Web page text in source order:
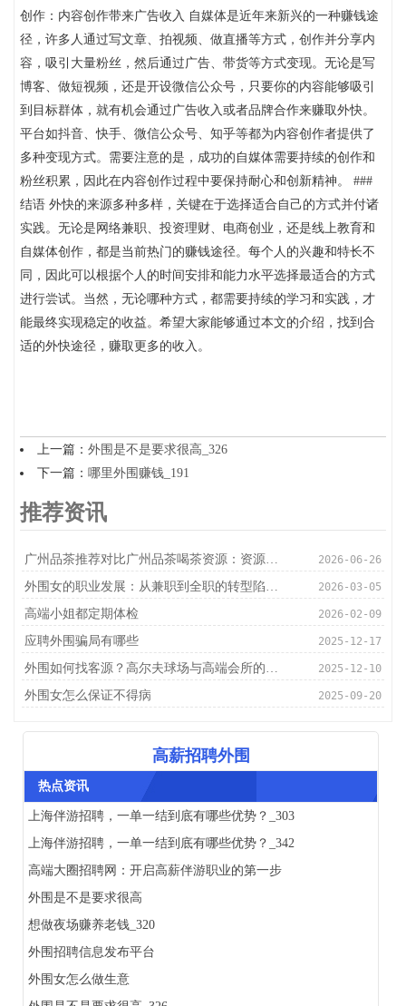
创作：内容创作带来广告收入 自媒体是近年来新兴的一种赚钱途
径，许多人通过写文章、拍视频、做直播等方式，创作并分享内
容，吸引大量粉丝，然后通过广告、带货等方式变现。无论是写
博客、做短视频，还是开设微信公众号，只要你的内容能够吸引
到目标群体，就有机会通过广告收入或者品牌合作来赚取外快。
平台如抖音、快手、微信公众号、知乎等都为内容创作者提供了
多种变现方式。需要注意的是，成功的自媒体需要持续的创作和
粉丝积累，因此在内容创作过程中要保持耐心和创新精神。 ###
结语 外快的来源多种多样，关键在于选择适合自己的方式并付诸
实践。无论是网络兼职、投资理财、电商创业，还是线上教育和
自媒体创作，都是当前热门的赚钱途径。每个人的兴趣和特长不
同，因此可以根据个人的时间安排和能力水平选择最适合的方式
进行尝试。当然，无论哪种方式，都需要持续的学习和实践，才
能最终实现稳定的收益。希望大家能够通过本文的介绍，找到合
适的外快途径，赚取更多的收入。
上一篇： 外围是不是要求很高_326
下一篇： 哪里外围赚钱_191
推荐资讯
‌广州品茶推荐对比广州品茶喝茶资源‌：资源整合与优化 2026-06-26
外围女的职业发展：从兼职到全职的转型陷阱_218 2026-03-05
高端小姐都定期体检 2026-02-09
应聘外围骗局有哪些 2025-12-17
外围如何找客源？高尔夫球场与高端会所的潜伏地 2025-12-10
外围女怎么保证不得病 2025-09-20
高薪招聘外围
热点资讯
上海伴游招聘，一单一结到底有哪些优势？_303
上海伴游招聘，一单一结到底有哪些优势？_342
高端大圈招聘网：开启高薪伴游职业的第一步
外围是不是要求很高
想做夜场赚养老钱_320
外围招聘信息发布平台
外围女怎么做生意